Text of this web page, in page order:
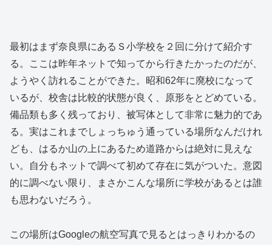
最初はまず奈良県にあるＳ小学校を２回に分けて紹介す
る。ここは昨年ネットで知ってから行きたかったのだが、
ようやく訪れることができた。昭和62年に廃校になって
いるが、校舎は比較的状態が良く、原形をとどめている。
備品類も多く残っており、被写体として非常に魅力的であ
る。実はこれまでしょっちゅう通っている場所なんだけれ
ども、はるか山の上にあるため道路からは絶対に見えな
い。自分もネットで調べて初めて存在に気がついた。意図
的に調べない限り、まさかこんな場所に学校があるとは誰
も思わないだろう。
この場所はGoogleの航空写真で見るとはっきりわかるの